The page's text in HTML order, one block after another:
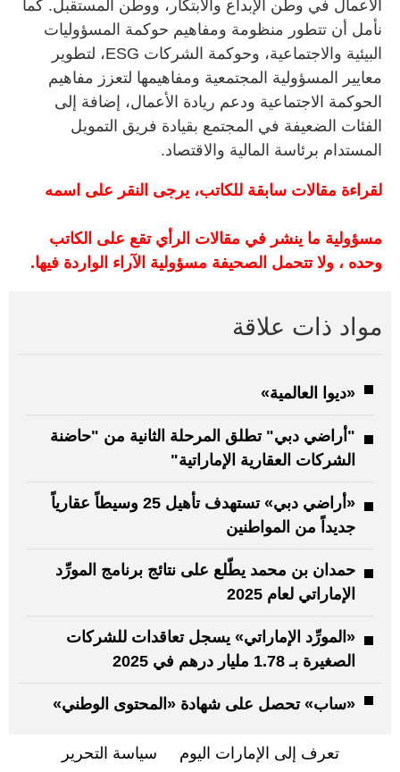
الأعمال في وطن الإبداع والابتكار، ووطن المستقبل. كما
نأمل أن تتطور منظومة ومفاهيم حوكمة المسؤوليات
البيئية والاجتماعية، وحوكمة الشركات ESG، لتطوير
معايير المسؤولية المجتمعية ومفاهيمها لتعزز مفاهيم
الحوكمة الاجتماعية ودعم ريادة الأعمال، إضافة إلى
الفئات الضعيفة في المجتمع بقيادة فريق التمويل
المستدام برئاسة المالية والاقتصاد.
لقراءة مقالات سابقة للكاتب، يرجى النقر على اسمه
مسؤولية ما ينشر في مقالات الرأي تقع على الكاتب
وحده ، ولا تتحمل الصحيفة مسؤولية الآراء الواردة فيها.
مواد ذات علاقة
«ديوا العالمية»
"أراضي دبي" تطلق المرحلة الثانية من "حاضنة
الشركات العقارية الإماراتية"
«أراضي دبي» تستهدف تأهيل 25 وسيطاً عقارياً
جديداً من المواطنين
حمدان بن محمد يطّلع على نتائج برنامج المورِّد
الإماراتي لعام 2025
«المورِّد الإماراتي» يسجل تعاقدات للشركات
الصغيرة بـ 1.78 مليار درهم في 2025
«ساب» تحصل على شهادة «المحتوى الوطني»
تعرف إلى الإمارات اليوم سياسة التحرير